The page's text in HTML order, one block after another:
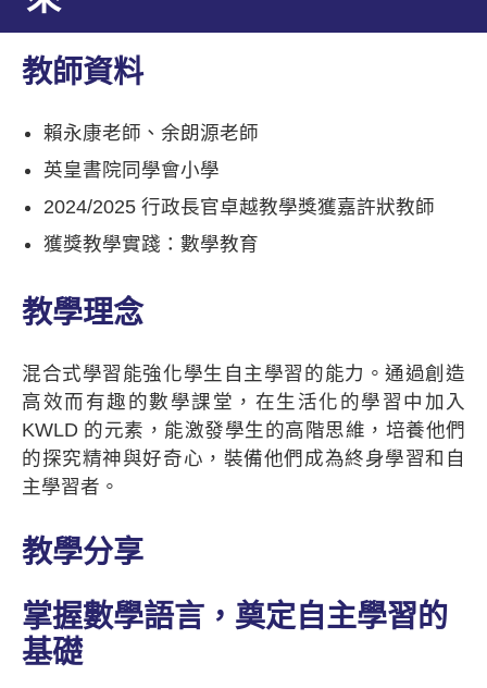
教師資料
賴永康老師、余朗源老師
英皇書院同學會小學
2024/2025 行政長官卓越教學獎獲嘉許狀教師
獲獎教學實踐：數學教育
教學理念
混合式學習能強化學生自主學習的能力。通過創造
高效而有趣的數學課堂，在生活化的學習中加入
KWLD 的元素，能激發學生的高階思維，培養他們
的探究精神與好奇心，裝備他們成為終身學習和自
主學習者。
教學分享
掌握數學語言，奠定自主學習的
基礎